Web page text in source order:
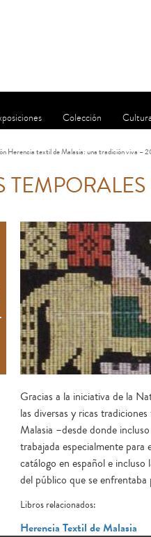
Colección
Herencia textil de Malasia: una tradición viva –
TEMPORALES
Gracias a la iniciativa de la
las diversas y ricas
Malasia –desde donde
trabajada especialmente
catálogo en español e
del público que se
Libros relacionados:
Herencia Textil de Malasia